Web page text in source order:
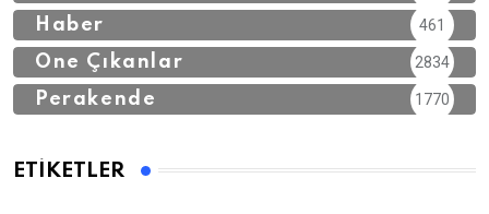
Haber 461
Öne Çıkanlar 2834
Perakende 1770
ETIKETLER